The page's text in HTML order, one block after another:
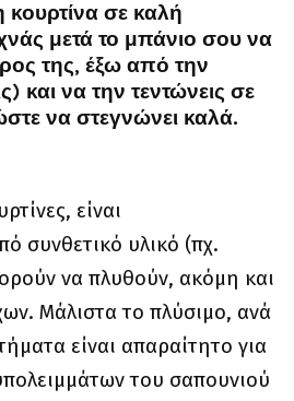
κουρτίνα σε καλή
μετά το μπάνιο σου να
της, έξω από την
και να την τεντώνεις σε
να στεγνώνει καλά.
είναι
συνθετικό υλικό (πχ.
να πλυθούν, ακόμη και
Μάλιστα το πλύσιμο, ανά
είναι απαραίτητο για
του σαπουνιού